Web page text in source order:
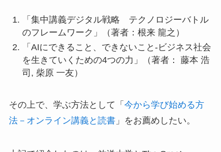
「集中講義デジタル戦略 テクノロジーバトル
のフレームワーク」（著者：根来 龍之）
「AIにできること、できないこと-ビジネス社会
を生きていくための4つの力」（著者： 藤本 浩
司, 柴原 一友）
その上で、学ぶ方法として「 今から学び始める方
法－オンライン講義と読書」をお薦めしたい。